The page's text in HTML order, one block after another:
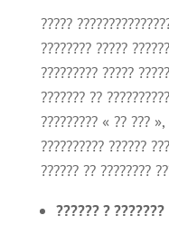
?????
???????? ?????
????????? ?????
??????? ??
????????? « ?? ???
?????????? ??????
?????? ?? ????????
?????? ? ???????